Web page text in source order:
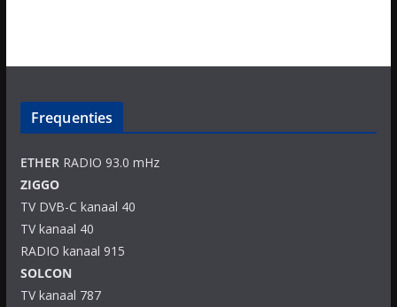
Frequenties
ETHERRADIO 93.0 mHz
ZIGGO
TV DVB-C kanaal 40
TV kanaal 40
RADIO kanaal 915
SOLCON
TV kanaal 787